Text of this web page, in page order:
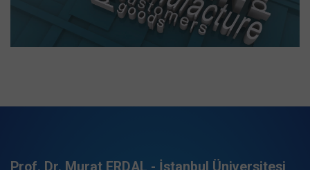
Prof. Dr. Murat ERDAL - İstanbul Üniversitesi